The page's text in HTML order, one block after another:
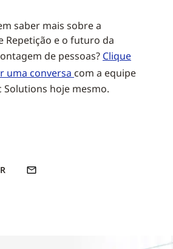
saber mais sobre a
Repetição e o futuro da
de pessoas? Clique
uma conversa com a equipe
Solutions hoje mesmo.